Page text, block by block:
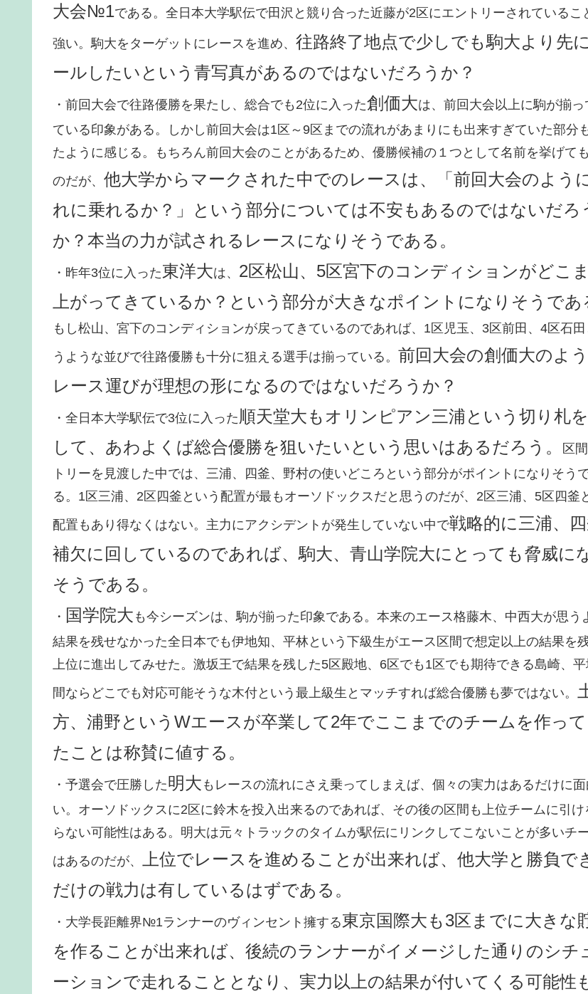
大会№1である。全日本大学駅伝で田沢と競り合った近藤が2区にエントリーされているこ
強い。駒大をターゲットにレースを進め、 往路終了地点で少しでも駒大より先
ールしたいという青写真があるのではないだろうか？
・前回大会で往路優勝を果たし、総合でも2位に入った創価大は、前回大会以上に駒が揃っ
ている印象がある。しかし前回大会は1区～9区までの流れがあまりにも出来すぎていた部分
たように感じる。もちろん前回大会のことがあるため、優勝候補の１つとして名前を挙げて
のだが、 他大学からマークされた中でのレースは、「前回大会のよう
れに乗れるか？」という部分については不安もあるのではないだろ
か？本当の力が試されるレースになりそうである。
・昨年3位に入った東洋大は、 2区松山、5区宮下のコンディションがどこ
上がってきているか？という部分が大きなポイントになりそうであ
もし松山、宮下のコンディションが戻ってきているのであれば、1区児玉、3区前田、4区石
うような並びで往路優勝も十分に狙える選手は揃っている。 前回大会の創価大のよ
レース運びが理想の形になるのではないだろうか？
・全日本大学駅伝で3位に入った 順天堂大もオリンピアン三浦という切り札
して、あわよくば総合優勝を狙いたいという思いはあるだろう。
区
トリーを見渡した中では、三浦、四釜、野村の使いどころという部分がポイントになりそう
る。1区三浦、2区四釜という配置が最もオーソドックスだと思うのだが、2区三浦、5区四釜
配置もあり得なくはない。主力にアクシデントが発生していない中で戦略的に三浦、
補欠に回しているのであれば、駒大、青山学院大にとっても脅威に
そうである。
・ 国学院大 も今シーズンは、駒が揃った印象である。本来のエース格藤木、中西大が思う
結果を残せなかった全日本でも伊地知、平林という下級生がエース区間で想定以上の結果を残
上位に進出してみせた。激坂王で結果を残した5区殿地、6区でも1区でも期待できる島崎、
間ならどこでも対応可能そうな木付という最上級生とマッチすれば総合優勝も夢ではない。
方、浦野というWエースが卒業して2年でここまでのチームを作って
たことは称賛に値する。
・予選会で圧勝した明大 もレースの流れにさえ乗ってしまえば、個々の実力はあるだけに面
い。オーソドックスに2区に鈴木を投入出来るのであれば、その後の区間も上位チームに引け
らない可能性はある。明大は元々トラックのタイムが駅伝にリンクしてこないことが多いチ
はあるのだが、
上位でレースを進めることが出来れば、他大学と勝負で
だけの戦力は有しているはずである。
・大学長距離界№1ランナーのヴィンセント擁する東京国際大も3区までに大きな
を作ることが出来れば、後続のランナーがイメージした通りのシチ
ーションで走れることとなり、実力以上の結果が付いてくる可能性